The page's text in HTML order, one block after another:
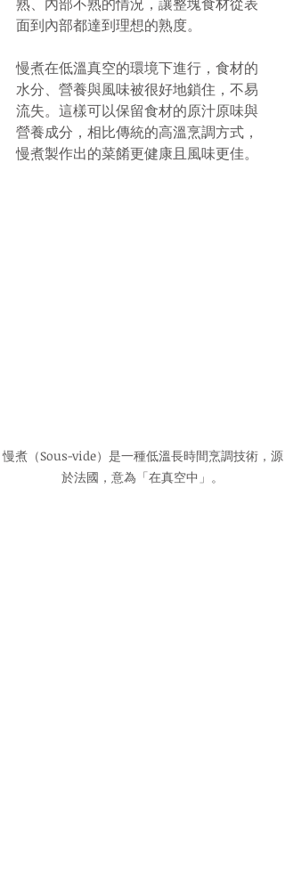
面到內部都達到理想的熟度。
慢煮在低溫真空的環境下進行，食材的
水分、營養與風味被很好地鎖住，不易
流失。這樣可以保留食材的原汁原味與
營養成分，相比傳統的高溫烹調方式，
慢煮製作出的菜餚更健康且風味更佳。
慢煮（Sous-vide）是一種低溫長時間烹調技術，源
於法國，意為「在真空中」。